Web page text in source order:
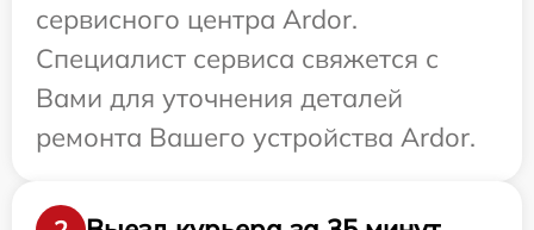
сервисного центра Ardor.
Специалист сервиса свяжется с
Вами для уточнения деталей
ремонта Вашего устройства Ardor.